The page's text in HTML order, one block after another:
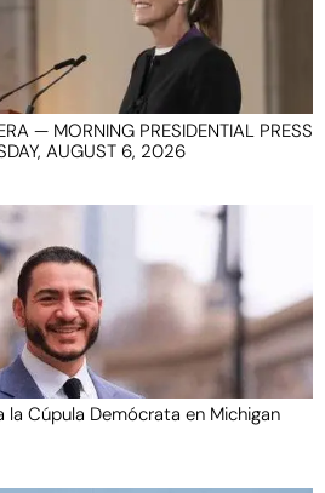
— MORNING PRESIDENTIAL PRESS
AUGUST 6, 2026
la Cúpula Demócrata en Michigan